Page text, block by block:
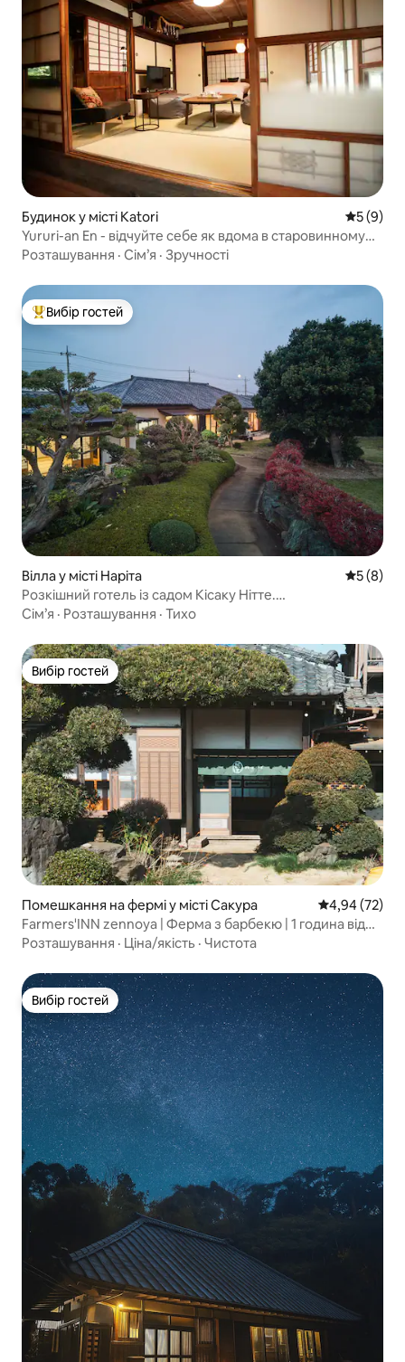
Будинок у місті Katori Середня
5 (9)
Yururi-an En - відчуйте себе як вдома в старовинному
сільському будинку, де поєднуються традиції та
Розташування · Сім’я · Зручності
Топ вибір гостей
Вибір гостей
Вілла у місті Наріта Середня
5 (8)
Розкішний готель із садом Кісаку Нітте.
Одноповерховий будинок у японському стилі з тихим
околицях Токіо.Для сімей / Поруч є гаряче джерело
Сім’я · Розташування · Тихо
Вибір гостей
Вибір гостей
Помешкання на фермі у місті Сакура Середня
4,94 (72)
Farmers'INN zennoya | Ферма з барбекю | 1 година від
Токіо
Розташування · Ціна/якість · Чистота
Вибір гостей
Вибір гостей